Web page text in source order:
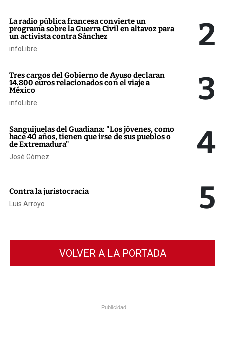
La radio pública francesa convierte un
programa sobre la Guerra Civil en altavoz para
un activista contra Sánchez
infoLibre 2
Tres cargos del Gobierno de Ayuso declaran
14.800 euros relacionados con el viaje a
México
infoLibre 3
Sanguijuelas del Guadiana: "Los jóvenes, como
hace 40 años, tienen que irse de sus pueblos o
de Extremadura"
José Gómez 4
Contra la juristocracia
Luis Arroyo 5
VOLVER A LA PORTADA
Publicidad